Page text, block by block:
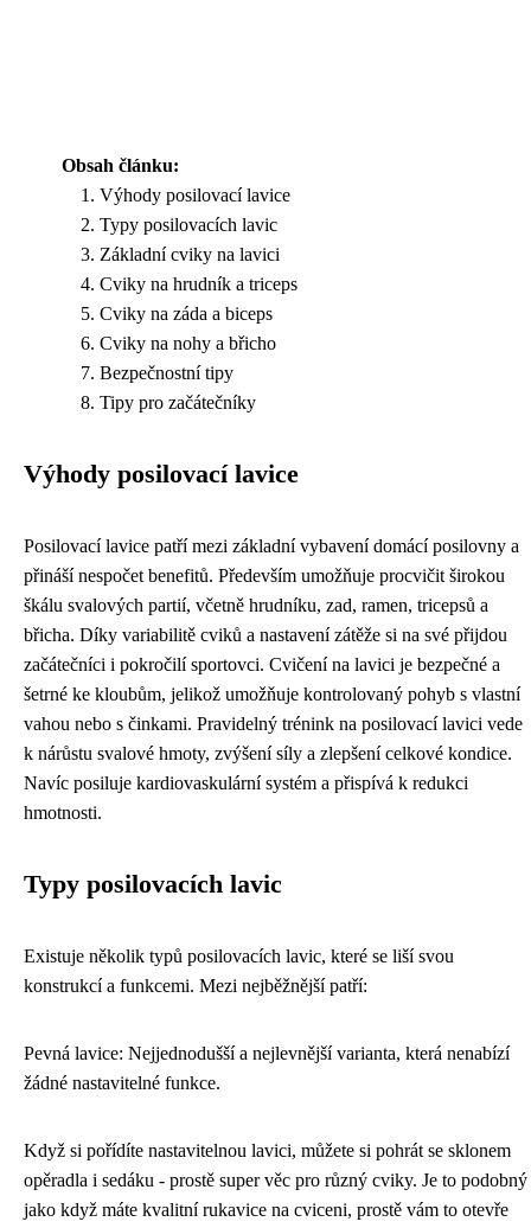
Obsah článku:
Výhody posilovací lavice
Typy posilovacích lavic
Základní cviky na lavici
Cviky na hrudník a triceps
Cviky na záda a biceps
Cviky na nohy a břicho
Bezpečnostní tipy
Tipy pro začátečníky
Výhody posilovací lavice
Posilovací lavice patří mezi základní vybavení domácí posilovny a
přináší nespočet benefitů. Především umožňuje procvičit širokou
škálu svalových partií, včetně hrudníku, zad, ramen, tricepsů a
břicha. Díky variabilitě cviků a nastavení zátěže si na své přijdou
začátečníci i pokročilí sportovci. Cvičení na lavici je bezpečné a
šetrné ke kloubům, jelikož umožňuje kontrolovaný pohyb s vlastní
vahou nebo s činkami. Pravidelný trénink na posilovací lavici vede
k nárůstu svalové hmoty, zvýšení síly a zlepšení celkové kondice.
Navíc posiluje kardiovaskulární systém a přispívá k redukci
hmotnosti.
Typy posilovacích lavic
Existuje několik typů posilovacích lavic, které se liší svou
konstrukcí a funkcemi. Mezi nejběžnější patří:
Pevná lavice: Nejjednodušší a nejlevnější varianta, která nenabízí
žádné nastavitelné funkce.
Když si pořídíte nastavitelnou lavici, můžete si pohrát se sklonem
opěradla i sedáku - prostě super věc pro různý cviky. Je to podobný
jako když máte kvalitní rukavice na cviceni, prostě vám to otevře